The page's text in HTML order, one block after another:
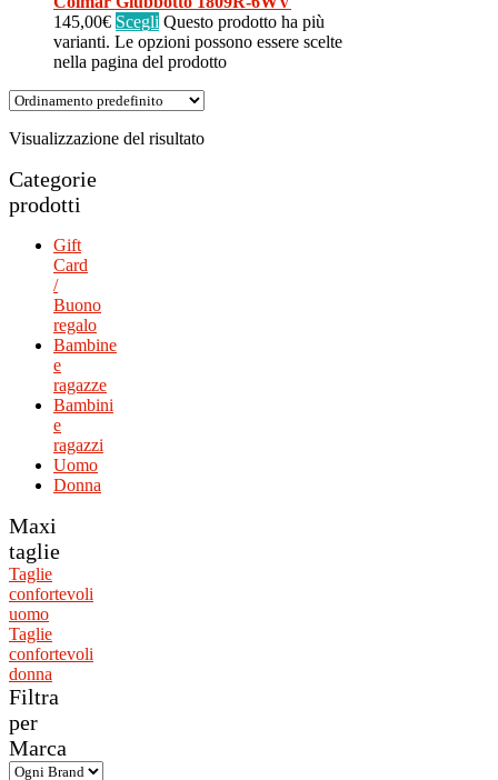
145,00€ Scegli Questo prodotto ha più
varianti. Le opzioni possono essere scelte
nella pagina del prodotto
Visualizzazione del risultato
Categorie
prodotti
Gift
Card
/
Buono
regalo
Bambine
e
ragazze
Bambini
e
ragazzi
Uomo
Donna
Maxi
taglie
Taglie
confortevoli
uomo
Taglie
confortevoli
donna
Filtra
per
Marca